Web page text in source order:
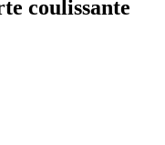
coulissante